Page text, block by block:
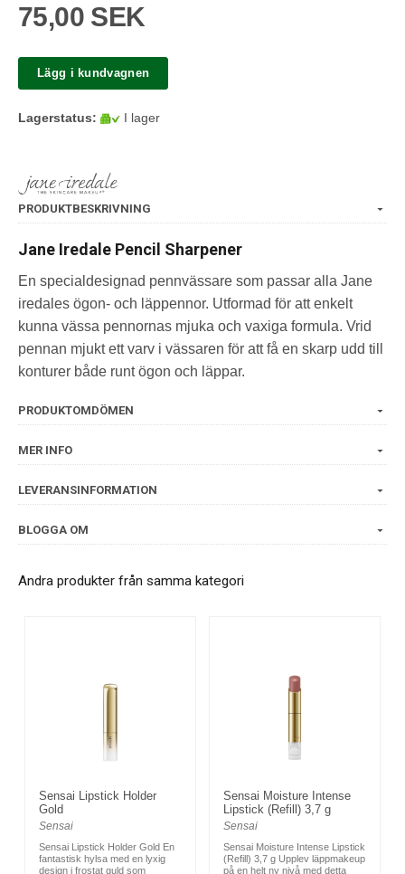
75,00 SEK
Lägg i kundvagnen
Lagerstatus: I lager
PRODUKTBESKRIVNING
Jane Iredale Pencil Sharpener
En specialdesignad pennvässare som passar alla Jane
iredales ögon- och läppennor. Utformad för att enkelt
kunna vässa pennornas mjuka och vaxiga formula. Vrid
pennan mjukt ett varv i vässaren för att få en skarp udd till
konturer både runt ögon och läppar.
PRODUKTOMDÖMEN
MER INFO
LEVERANSINFORMATION
BLOGGA OM
Andra produkter från samma kategori
Sensai Lipstick Holder
Gold
Sensai
Sensai Lipstick Holder Gold En
fantastisk hylsa med en lyxig
design i frostat guld som
Sensai Moisture Intense
Lipstick (Refill) 3,7 g
Sensai
Sensai Moisture Intense Lipstick
(Refill) 3,7 g Upplev läppmakeup
på en helt ny nivå med detta